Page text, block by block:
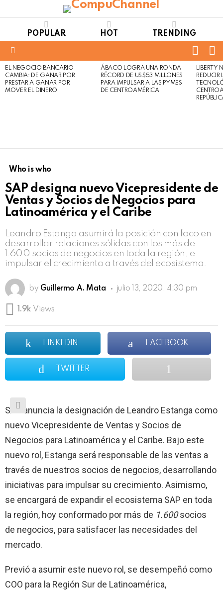
POPULAR HOT TRENDING
LATEST
STORIES
EL NEGOCIO BANCARIO
CAMBIA: DE GANAR POR
PRESTAR A GANAR POR
MOVER EL DINERO
Not
Safe
For
Click
to
view
ÁBACO LOGRA UNA RONDA
RÉCORD DE US$53 MILLONES
PARA IMPULSAR A LAS PYMES
DE CENTROAMÉRICA
LIBERTY
REDUCIR
Who is who
SAP designa nuevo Vicepresidente de
Ventas y Socios de Negocios para
Latinoamérica y el Caribe
Leandro Estanga asumirá la posición con foco en
desarrollar relaciones sólidas con los más de
1.600 socios de negocios en toda la región, e
impulsar el crecimiento a través del ecosistema.
by Guillermo A. Mata julio 13, 2020, 4:30 pm
1.9k Views
LINKEDIN FACEBOOK
TWITTER
SAP anuncia la designación de Leandro Estanga como
nuevo Vicepresidente de Ventas y Socios de
Negocios para Latinoamérica y el Caribe. Bajo este
nuevo rol, Estanga será responsable de las ventas a
través de nuestros socios de negocios, desarrollando
iniciativas para impulsar su crecimiento. Asimismo,
se encargará de expandir el ecosistema SAP en toda
la región, hoy conformado por más de 1.600socios
de negocios, para satisfacer las necesidades del
mercado.
Previó a asumir este nuevo rol, se desempeñó como
COO para la Región Sur de Latinoamérica,